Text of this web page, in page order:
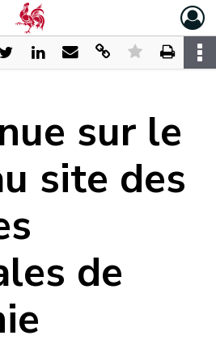
sur le
site des
de